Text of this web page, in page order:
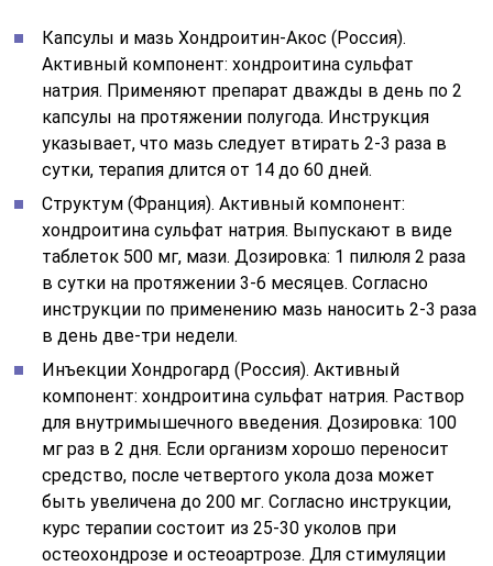
Капсулы и мазь Хондроитин-Акос (Россия).
Активный компонент: хондроитина сульфат
натрия. Применяют препарат дважды в день по 2
капсулы на протяжении полугода. Инструкция
указывает, что мазь следует втирать 2-3 раза в
сутки, терапия длится от 14 до 60 дней.
Структум (Франция). Активный компонент:
хондроитина сульфат натрия. Выпускают в виде
таблеток 500 мг, мази. Дозировка: 1 пилюля 2 раза
в сутки на протяжении 3-6 месяцев. Согласно
инструкции по применению мазь наносить 2-3 раза
в день две-три недели.
Инъекции Хондрогард (Россия). Активный
компонент: хондроитина сульфат натрия. Раствор
для внутримышечного введения. Дозировка: 100
мг раз в 2 дня. Если организм хорошо переносит
средство, после четвертого укола доза может
быть увеличена до 200 мг. Согласно инструкции,
курс терапии состоит из 25-30 уколов при
остеохондрозе и остеоартрозе. Для стимуляции